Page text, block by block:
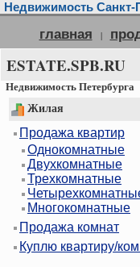
Недвижимость Санкт-
главная |
ESTATE.SPB.RU
Недвижимость Петербурга
Жилая
Продажа квартир
Однокомнатные
Двухкомнатные
Трехкомнатные
Многокомнатные
Продажа комнат
Куплю квартиру/